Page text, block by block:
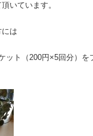
いています。
は
ット（200円×5回分）を